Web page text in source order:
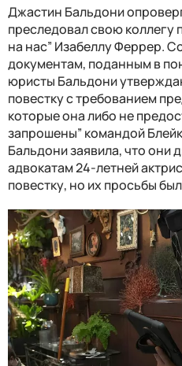
Джастин Бальдони
преследовал свою коллегу
на нас” Изабеллу Феррер.
документам, поданным в
юристы Бальдони
повестку с требованием
которые она либо не
запрошены” командой
Бальдони заявила, что они
адвокатам 24-летней
повестку, но их просьбы